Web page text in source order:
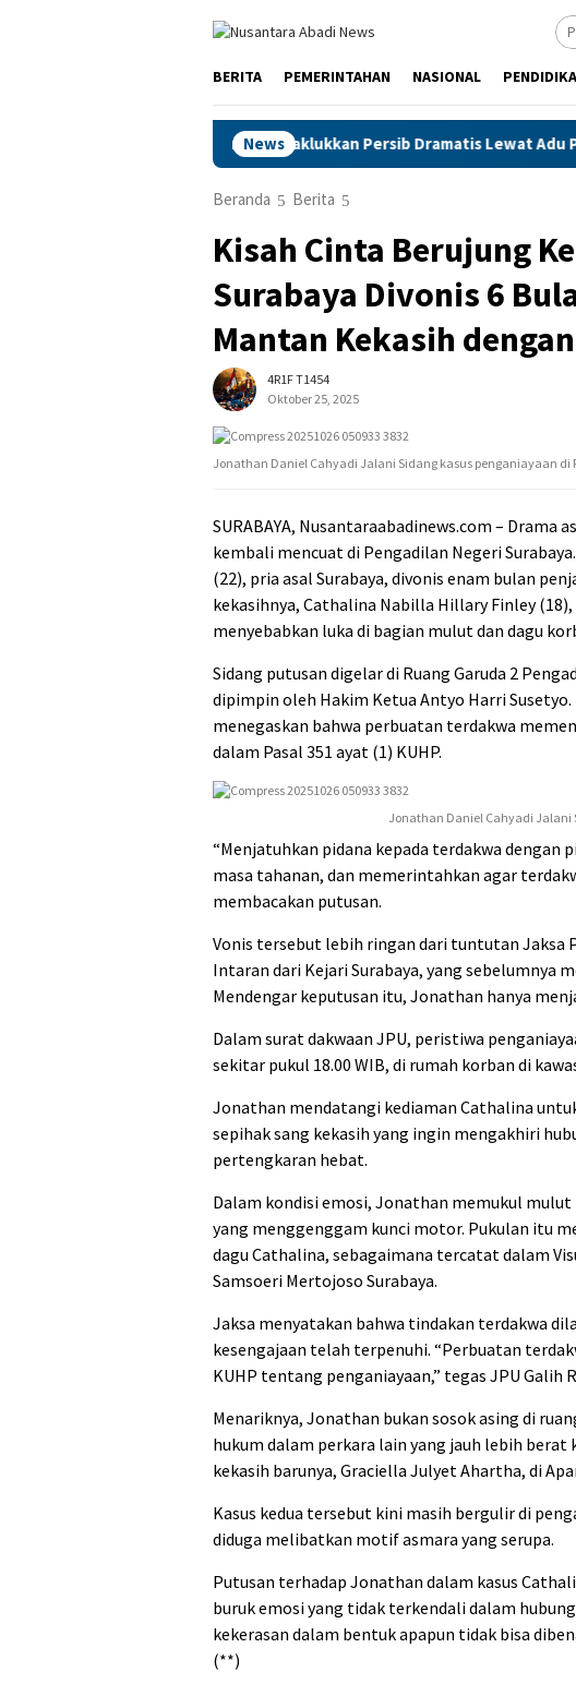
BERITA PEMERINTAHAN NASIONAL
News
Piala Presiden 2026, Taklukkan Persib Dramatis Lewat Adu Penalti 6-5
Beranda Berita
Kisah Cinta Berujung
Surabaya Divonis 6
Mantan Kekasih
4R1F T1454
Oktober 25, 2025
Jonathan Daniel Cahyadi Jalani Sidang kasus penganiayaan di
SURABAYA, Nusantaraabadinews.com – Drama
kembali mencuat di Pengadilan Negeri
(22), pria asal Surabaya, divonis enam bulan
kekasihnya, Cathalina Nabilla Hillary Finley
menyebabkan luka di bagian mulut dan dagu
Sidang putusan digelar di Ruang Garuda 2
dipimpin oleh Hakim Ketua Antyo Harri
menegaskan bahwa perbuatan terdakwa
dalam Pasal 351 ayat (1) KUHP.
Jonathan Daniel Cahyadi Jalani
“Menjatuhkan pidana kepada terdakwa dengan
masa tahanan, dan memerintahkan agar
membacakan putusan.
Vonis tersebut lebih ringan dari tuntutan Jaksa
Intaran dari Kejari Surabaya, yang sebelumnya
Mendengar keputusan itu, Jonathan hanya
Dalam surat dakwaan JPU, peristiwa
sekitar pukul 18.00 WIB, di rumah korban di
Jonathan mendatangi kediaman Cathalina
sepihak sang kekasih yang ingin mengakhiri
pertengkaran hebat.
Dalam kondisi emosi, Jonathan memukul
yang menggenggam kunci motor. Pukulan itu
dagu Cathalina, sebagaimana tercatat dalam
Samsoeri Mertojoso Surabaya.
Jaksa menyatakan bahwa tindakan terdakwa
kesengajaan telah terpenuhi. “Perbuatan
KUHP tentang penganiayaan,” tegas JPU Galih
Menariknya, Jonathan bukan sosok asing di
hukum dalam perkara lain yang jauh lebih
kekasih barunya, Graciella Julyet Ahartha, di
Kasus kedua tersebut kini masih bergulir di
diduga melibatkan motif asmara yang serupa.
Putusan terhadap Jonathan dalam kasus
buruk emosi yang tidak terkendali dalam
kekerasan dalam bentuk apapun tidak bisa
(**)